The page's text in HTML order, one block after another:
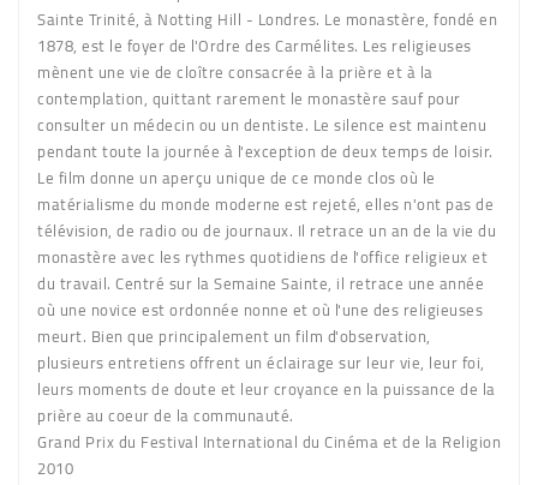
Sainte Trinité, à Notting Hill - Londres. Le monastère, fondé en
1878, est le foyer de l'Ordre des Carmélites. Les religieuses
mènent une vie de cloître consacrée à la prière et à la
contemplation, quittant rarement le monastère sauf pour
consulter un médecin ou un dentiste. Le silence est maintenu
pendant toute la journée à l'exception de deux temps de loisir.
Le film donne un aperçu unique de ce monde clos où le
matérialisme du monde moderne est rejeté, elles n'ont pas de
télévision, de radio ou de journaux. Il retrace un an de la vie du
monastère avec les rythmes quotidiens de l'office religieux et
du travail. Centré sur la Semaine Sainte, il retrace une année
où une novice est ordonnée nonne et où l'une des religieuses
meurt. Bien que principalement un film d'observation,
plusieurs entretiens offrent un éclairage sur leur vie, leur foi,
leurs moments de doute et leur croyance en la puissance de la
prière au coeur de la communauté.
Grand Prix du Festival International du Cinéma et de la Religion
2010